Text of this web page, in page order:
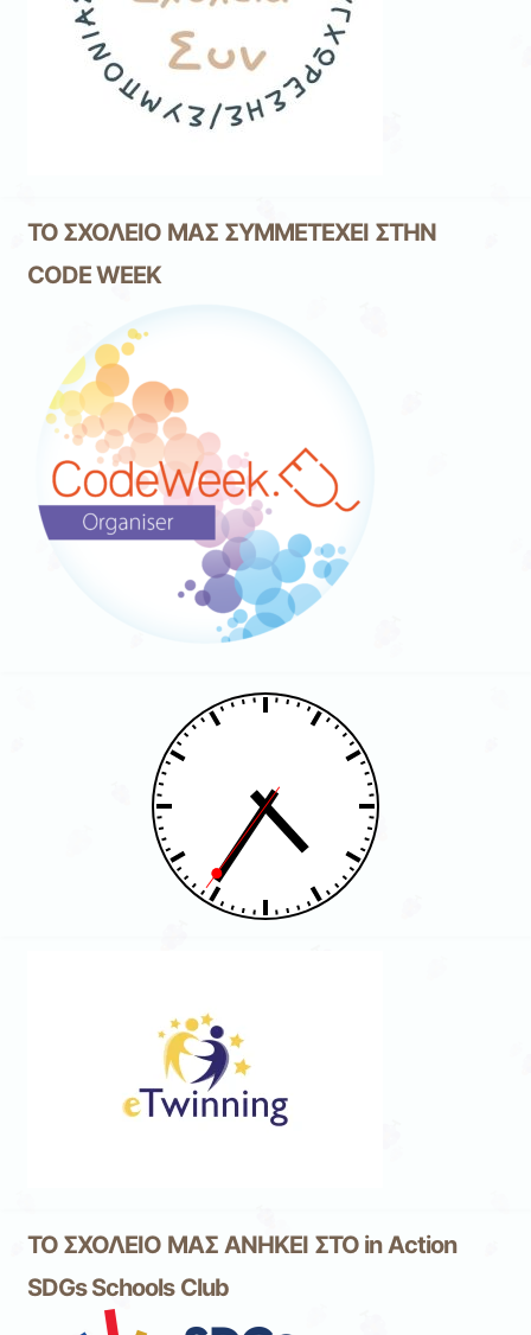
ΤΟ ΣΧΟΛΕΙΟ ΜΑΣ ΣΥΜΜΕΤΕΧΕΙ ΣΤΗΝ
CODE WEEK
ΤΟ ΣΧΟΛΕΙΟ ΜΑΣ ΑΝΗΚΕΙ ΣΤΟ in Αction
SDGs Schools Club